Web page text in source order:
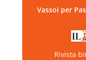
Vassoi per
Rivista